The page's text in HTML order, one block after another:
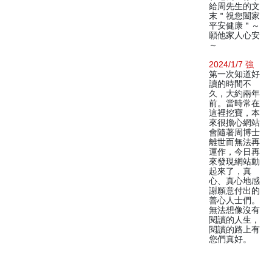
給周先生的文
末＂祝您闔家
平安健康＂～
願他家人心安
～
2024/1/7 強
第一次知道好
讀的時間不
久，大約兩年
前。當時常在
這裡挖寶，本
來很擔心網站
會隨著周博士
離世而無法再
運作，今日再
來發現網站動
起來了，真
心、真心地感
謝願意付出的
善心人士們。
無法想像沒有
閱讀的人生，
閱讀的路上有
您們真好。